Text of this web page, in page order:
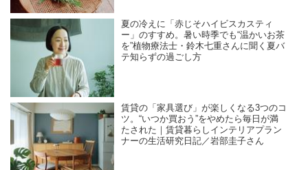
夏の冷えに「赤じそハイビスカスティ
ー」のすすめ。暑い時季でも“温かいお茶
を”植物療法士・鈴木七重さんに聞く夏バ
テ知らずの過ごし方
賃貸の「家具選び」が楽しくなる3つのコ
ツ。“いつか買おう”をやめたら毎日が満
たされた｜賃貸暮らしインテリアプラン
ナーの生活研究日記／岩部圭子さん